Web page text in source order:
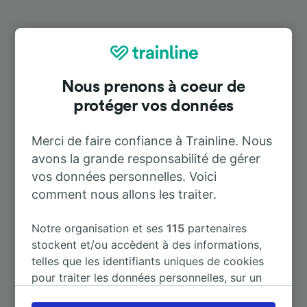
Hetzerath
À Düsseldorf 21 m
À Koblenz Hbf
À Luxembourg 1 h 13 m
À Mainz Hbf 1 h 23 m
Nous prenons à coeur de
protéger vos données
Merci de faire confiance à Trainline. Nous
avons la grande responsabilité de gérer
vos données personnelles. Voici
comment nous allons les traiter.
Notre organisation et ses115 partenaires
stockent et/ou accèdent à des informations,
telles que les identifiants uniques de cookies
pour traiter les données personnelles, sur un